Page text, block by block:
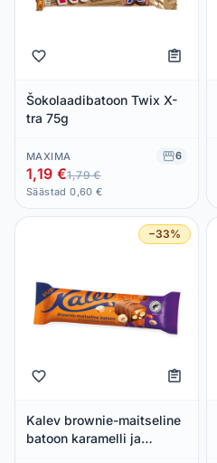
Šokolaadibatoon Twix X-
tra 75g
MAXIMA 6
1,19 €1,79 €
Säästad 0,60 €
−33%
Kalev brownie-maitseline
batoon karamelli ja